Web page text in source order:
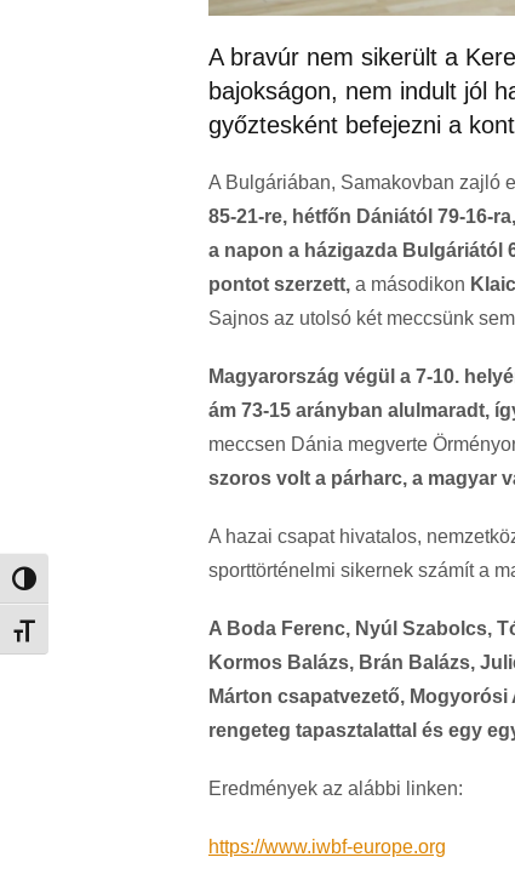
Nagy kontraszt váltása
Betűméret váltása
A bravúr nem sikerült a
bajokságon, nem indult jól
győztesként befejezni a
A Bulgáriában, Samakovban zajló
85-21-re, hétfőn Dániától 79-16-
a napon a házigazda Bulgáriától
pontot szerzett, a másodikon
Sajnos az utolsó két meccsünk
Magyarország végül a 7-10.
ám 73-15 arányban alulmaradt,
meccsen Dánia megverte
szoros volt a párharc, a magyar
A hazai csapat hivatalos,
sporttörténelmi sikernek számít a
A Boda Ferenc, Nyúl Szabolcs,
Kormos Balázs, Brán Balázs,
Márton csapatvezető,
rengeteg tapasztalattal és egy
Eredmények az alábbi linken:
https://www.iwbf-europe.org